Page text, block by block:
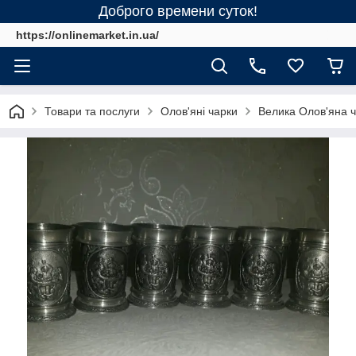
Доброго времени суток!
https://onlinemarket.in.ua/
Товари та послуги Олов'яні чарки Велика Олов'яна